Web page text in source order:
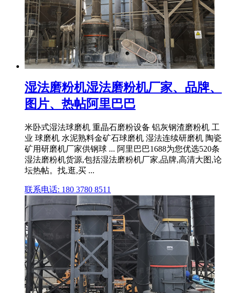
湿法磨粉机湿法磨粉机厂家、品牌、
图片、热帖阿里巴巴
米卧式湿法球磨机 重晶石磨粉设备 铝灰钢渣磨粉机 工
业 球磨机 水泥熟料金矿石球磨机 湿法连续研磨机 陶瓷
矿用研磨机厂家供钢球 ... 阿里巴巴1688为您优选520条
湿法磨粉机货源,包括湿法磨粉机厂家,品牌,高清大图,论
坛热帖。找,逛,买 ...
联系电话: 180 3780 8511